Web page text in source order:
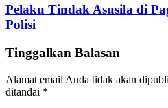
Pelaku Tindak Asusila di
Polisi
Tinggalkan Balasan
Alamat email Anda tidak akan
ditandai *